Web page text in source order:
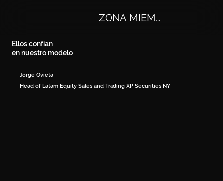
ZONA MIEMBROS
Ellos confían
en nuestro modelo
Jorge Ovieta
Head of Latam Equity Sales and Trading XP Securities NY